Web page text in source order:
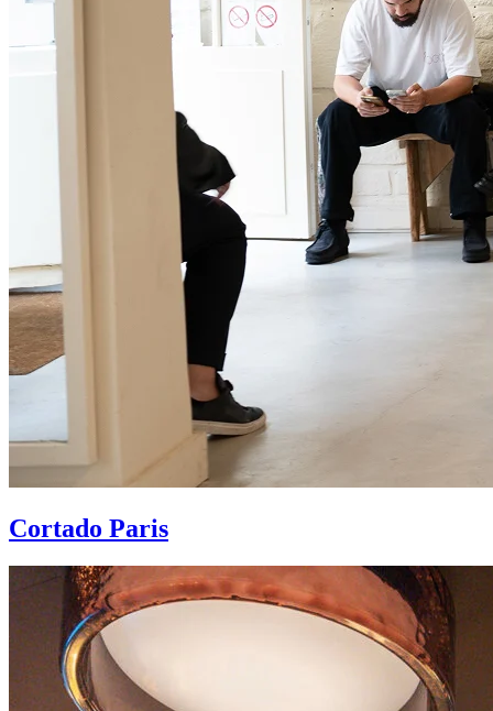
Cortado Paris